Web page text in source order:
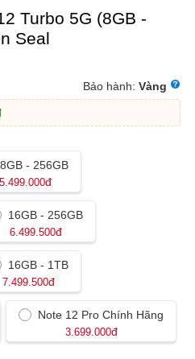
phẩm smartphone, tablet.
Turbo 5G (8GB -
Seal
Bảo hành: Vàng
8GB - 256GB
5.499.000đ
16GB - 256GB
6.499.500đ
16GB - 1TB
7.499.500đ
Note 12 Pro Chính Hãng
3.699.000đ